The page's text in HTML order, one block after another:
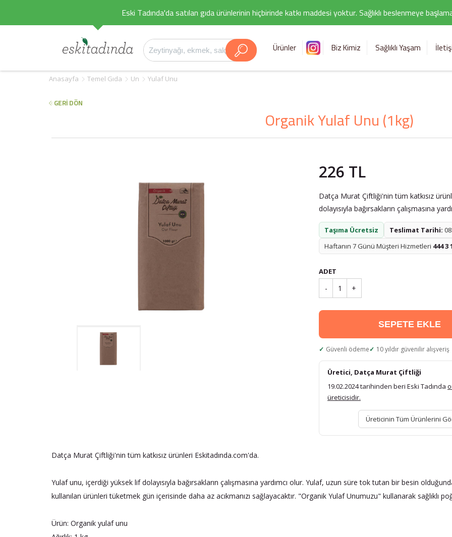
Eski Tadında'da satılan gıda ürünlerinin hiçbirinde katkı maddesi yoktur. Sağlıklı beslenmeye
Ürünler Biz Kimiz Sağlıklı Yaşam
Anasayfa Temel Gıda Un Yulaf Unu
GERİ DÖN
Organik Yulaf Unu (1kg)
226 TL
Datça Murat Çiftliği'nin tüm katkısız
dolayısıyla bağırsakların çalışmasına
Taşıma Ücretsiz Teslimat Tarihi:
Haftanın 7 Günü Müşteri Hizmetleri 444 3
ADET
- 1 +
SEPETE EKLE
Güvenli ödeme 10 yıldır güvenilir alışveriş
Üretici, Datça Murat Çiftliği
19.02.2024 tarihinden beri Eski Tadında
üreticisidir.
Üreticinin Tüm Ürünlerini
Datça Murat Çiftliği'nin tüm katkısız ürünleri Eskitadında.com'da.
Yulaf unu, içerdiği yüksek lif dolayısıyla bağırsakların çalışmasına yardımcı olur. Yulaf, uzun süre tok tutan bir besin
kullanılan ürünleri tüketmek gün içerisinde daha az acıkmanızı sağlayacaktır. "Organik Yulaf Unumuzu" kullanarak sağlıklı
Ürün: Organik yulaf unu